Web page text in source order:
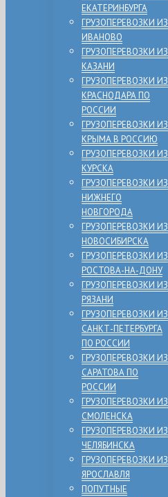
ЕКАТЕРИНБУРГА
ГРУЗОПЕРЕВОЗКИ ИЗ
ИВАНОВО
ГРУЗОПЕРЕВОЗКИ ИЗ
КАЗАНИ
ГРУЗОПЕРЕВОЗКИ ИЗ
КРАСНОДАРА ПО
РОССИИ
ГРУЗОПЕРЕВОЗКИ ИЗ
КРЫМА В РОССИЮ
ГРУЗОПЕРЕВОЗКИ ИЗ
КУРСКА
ГРУЗОПЕРЕВОЗКИ ИЗ
НИЖНЕГО
НОВГОРОДА
ГРУЗОПЕРЕВОЗКИ ИЗ
НОВОСИБИРСКА
ГРУЗОПЕРЕВОЗКИ ИЗ
РОСТОВА-НА-ДОНУ
ГРУЗОПЕРЕВОЗКИ ИЗ
РЯЗАНИ
ГРУЗОПЕРЕВОЗКИ ИЗ
САНКТ-ПЕТЕРБУРГА
ПО РОССИИ
ГРУЗОПЕРЕВОЗКИ ИЗ
САРАТОВА ПО
РОССИИ
ГРУЗОПЕРЕВОЗКИ ИЗ
СМОЛЕНСКА
ГРУЗОПЕРЕВОЗКИ ИЗ
ЧЕЛЯБИНСКА
ГРУЗОПЕРЕВОЗКИ ИЗ
ЯРОСЛАВЛЯ
ПОПУТНЫЕ